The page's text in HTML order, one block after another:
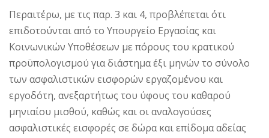
Περαιτέρω, με τις παρ. 3 και 4, προβλέπεται ότι
επιδοτούνται από το Υπουργείο Εργασίας και
Κοινωνικών Υποθέσεων με πόρους του κρατικού
προϋπολογισμού για διάστημα έξι μηνών το σύνολο
των ασφαλιστικών εισφορών εργαζομένου και
εργοδότη, ανεξαρτήτως του ύφους του καθαρού
μηνιαίου μισθού, καθώς και οι αναλογούσες
ασφαλιστικές εισφορές σε δώρα και επίδομα αδείας